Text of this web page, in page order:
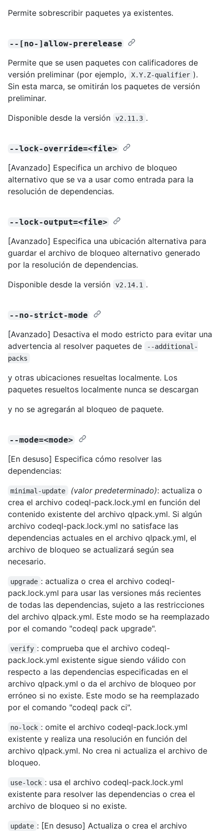
Permite sobrescribir paquetes ya existentes.
--[no-]allow-prerelease
Permite que se usen paquetes con calificadores de
versión preliminar (por ejemplo,
X.Y.Z-qualifier ).
Sin esta marca, se omitirán los paquetes de versión
preliminar.
Disponible desde la versión
v2.11.3 .
--lock-override=<file>
[Avanzado] Especifica un archivo de bloqueo
alternativo que se va a usar como entrada para la
resolución de dependencias.
--lock-output=<file>
[Avanzado] Especifica una ubicación alternativa para
guardar el archivo de bloqueo alternativo generado
por la resolución de dependencias.
Disponible desde la versión
v2.14.1 .
--no-strict-mode
[Avanzado] Desactiva el modo estricto para evitar una
advertencia al resolver paquetes de
--additional-
packs
y otras ubicaciones resueltas localmente. Los
paquetes resueltos localmente nunca se descargan
y no se agregarán al bloqueo de paquete.
--mode=<mode>
[En desuso] Especifica cómo resolver las
dependencias:
minimal-update (valor predeterminado): actualiza o
crea el archivo codeql-pack.lock.yml en función del
contenido existente del archivo qlpack.yml. Si algún
archivo codeql-pack.lock.yml no satisface las
dependencias actuales en el archivo qlpack.yml, el
archivo de bloqueo se actualizará según sea
necesario.
upgrade : actualiza o crea el archivo codeql-
pack.lock.yml para usar las versiones más recientes
de todas las dependencias, sujeto a las restricciones
del archivo qlpack.yml. Este modo se ha reemplazado
por el comando "codeql pack upgrade".
verify : comprueba que el archivo codeql-
pack.lock.yml existente sigue siendo válido con
respecto a las dependencias especificadas en el
archivo qlpack.yml o da el archivo de bloqueo por
erróneo si no existe. Este modo se ha reemplazado
por el comando "codeql pack ci".
no-lock : omite el archivo codeql-pack.lock.yml
existente y realiza una resolución en función del
archivo qlpack.yml. No crea ni actualiza el archivo de
bloqueo.
use-lock : usa el archivo codeql-pack.lock.yml
existente para resolver las dependencias o crea el
archivo de bloqueo si no existe.
update : [En desuso] Actualiza o crea el archivo